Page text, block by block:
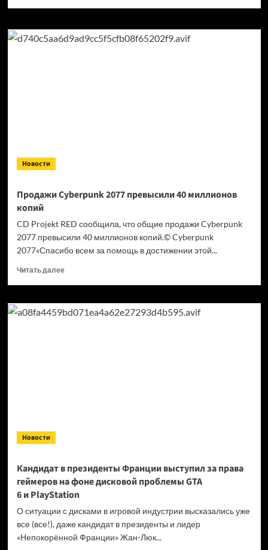
Новости
Продажи Cyberpunk 2077 превысили 40 миллионов
копий
CD Projekt RED сообщила, что общие продажи Cyberpunk
2077 превысили 40 миллионов копий.© Cyberpunk
2077«Спасибо всем за помощь в достижении этой...
Читать далееПрочитать
Продажи
Cyberpunk
Новости
Кандидат в президенты Франции выступил за права
геймеров на фоне дисковой проблемы GTA
6 и PlayStation
О ситуации с дисками в игровой индустрии высказались уже
все (все!), даже кандидат в президенты и лидер
«Непокорённой Франции» Жан-Люк...